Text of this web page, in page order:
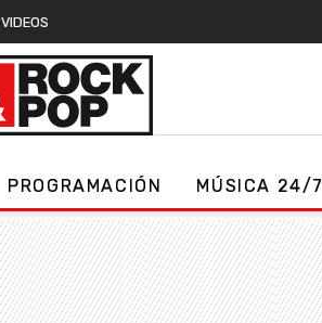
VIDEOS
PROGRAMACIÓN MÚSICA 24/7